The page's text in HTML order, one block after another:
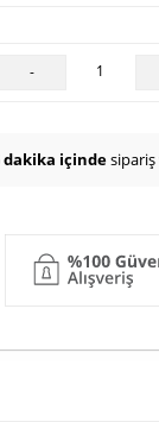
-
dakika içinde